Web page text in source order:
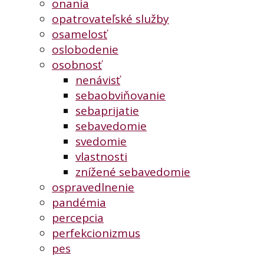
onania
opatrovateľské služby
osamelosť
oslobodenie
osobnosť
nenávisť
sebaobviňovanie
sebaprijatie
sebavedomie
svedomie
vlastnosti
znížené sebavedomie
ospravedlnenie
pandémia
percepcia
perfekcionizmus
pes